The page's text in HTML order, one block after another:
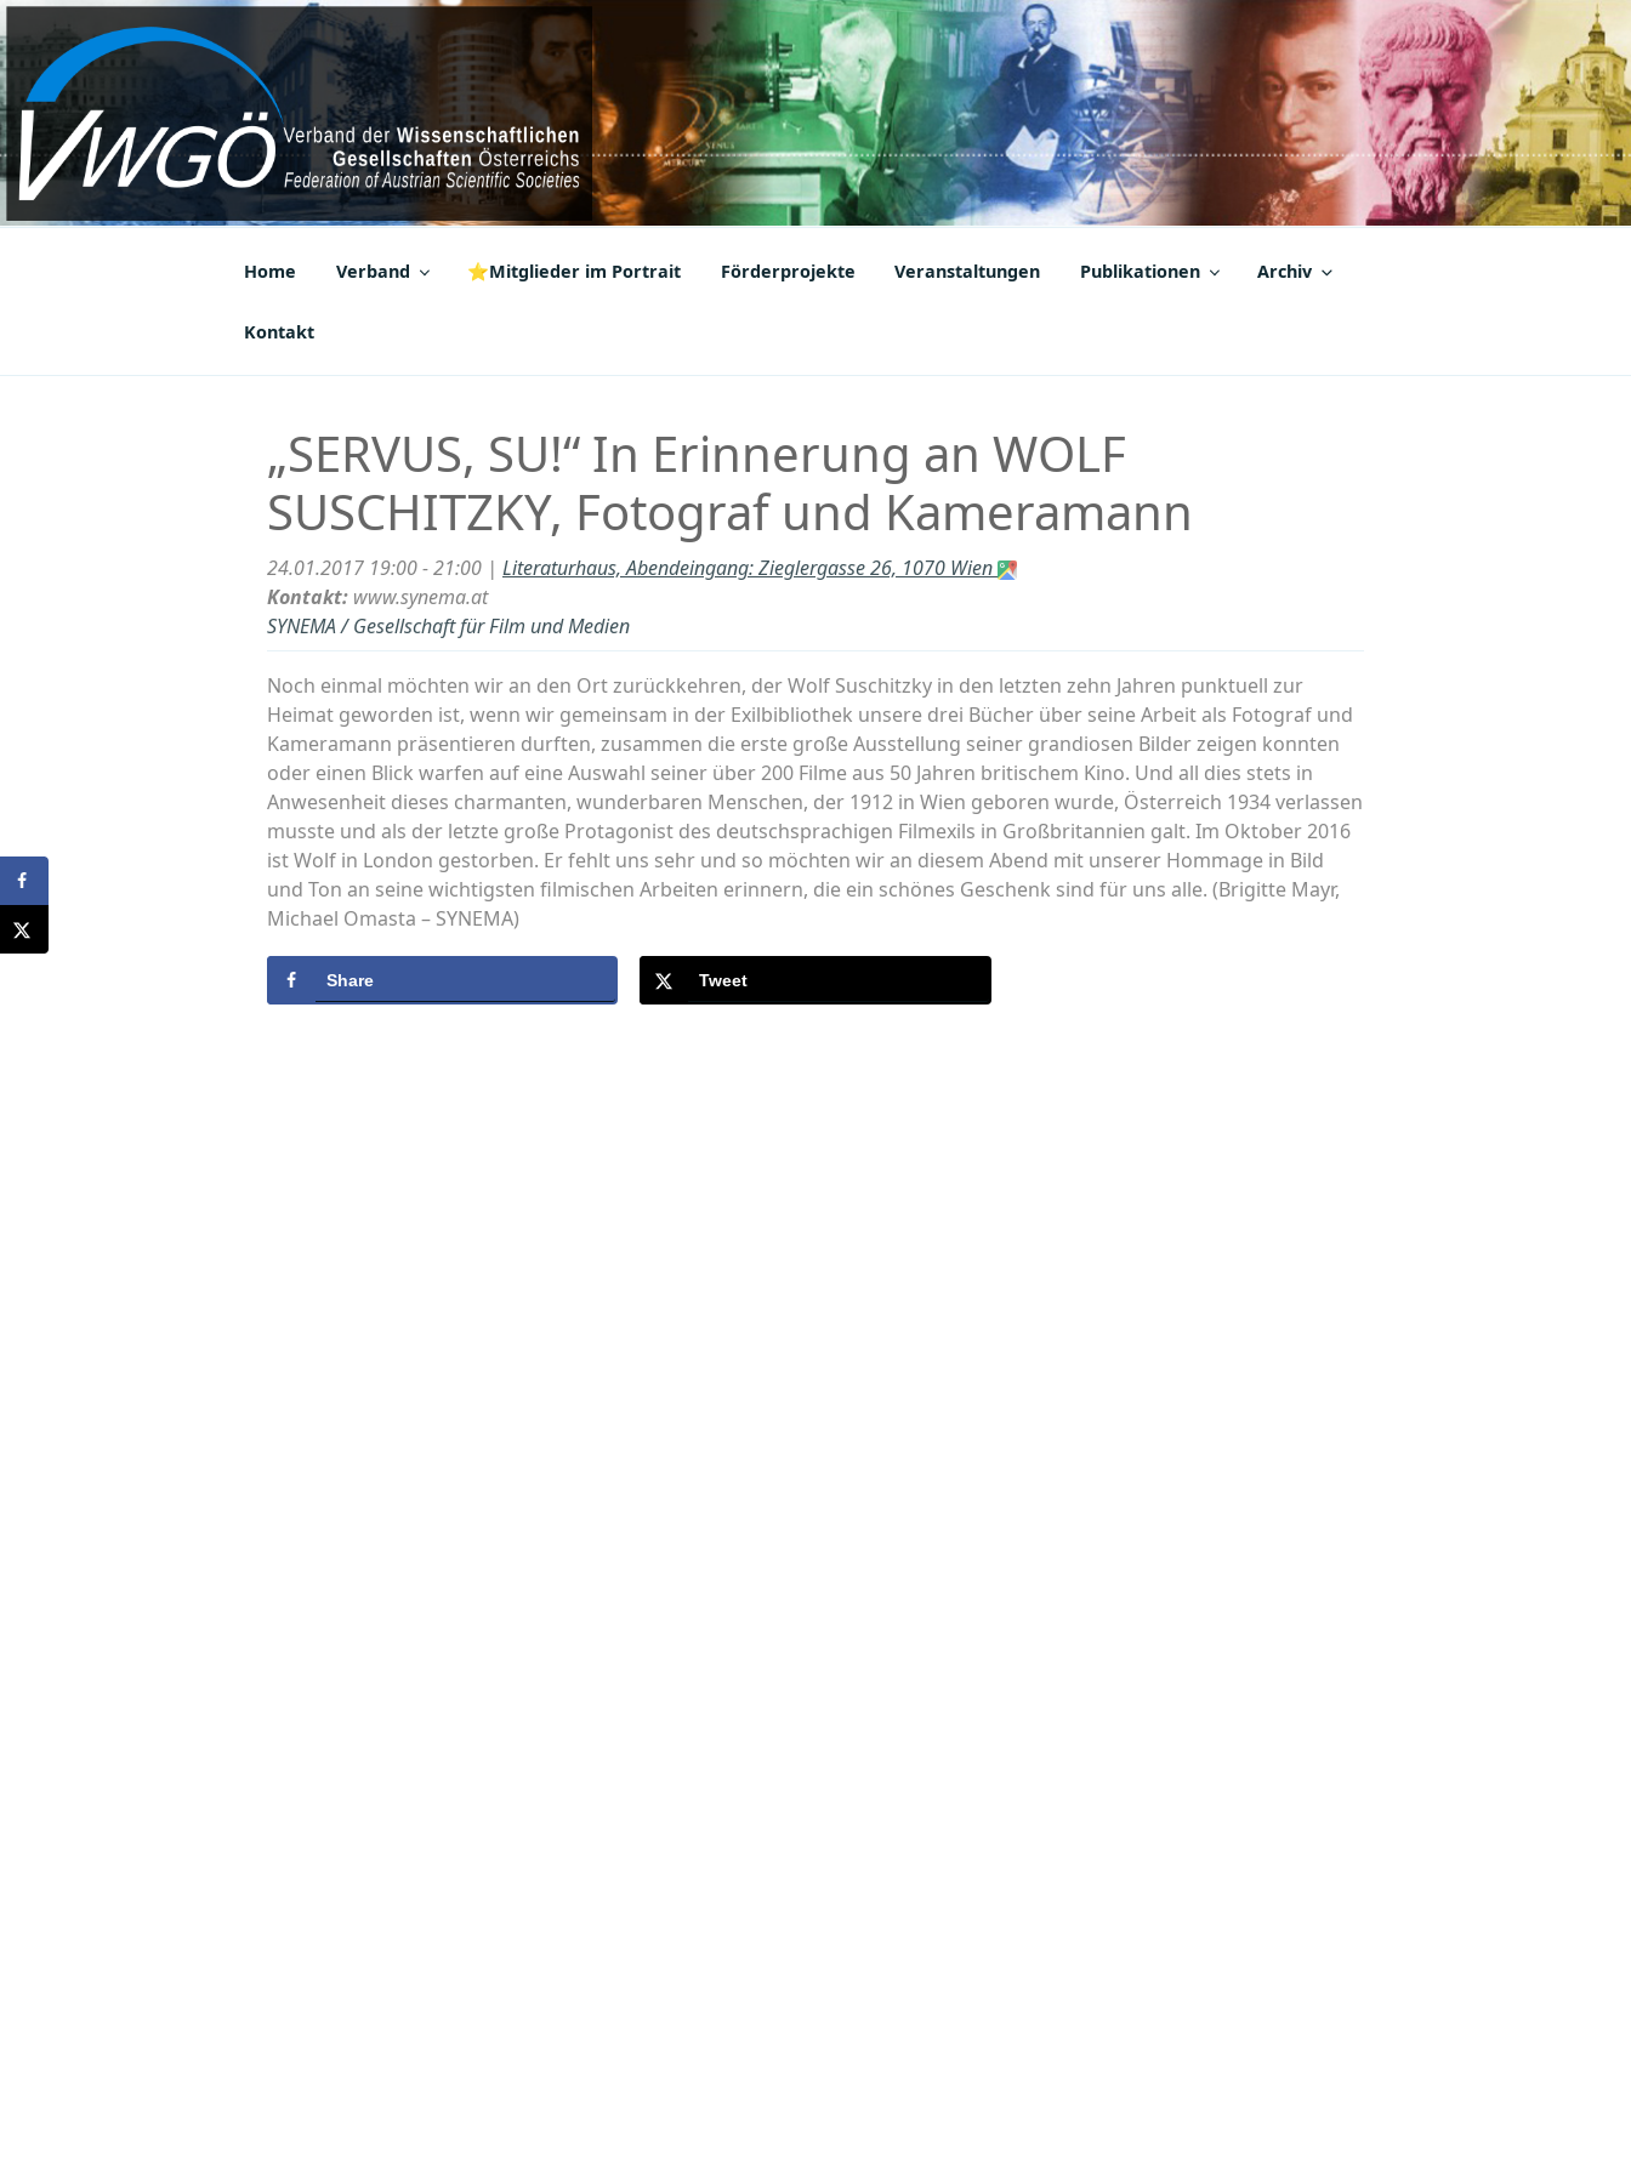
Zum
Inhalt
springen
VWGÖ
Federation of Austrian Scientific Societies
Home Verband ⭐Mitglieder im Portrait Förderprojekte Veranstaltungen Publikationen Archiv
Kontakt
„SERVUS, SU!“ In Erinnerung an WOLF
SUSCHITZKY, Fotograf und Kameramann
24.01.2017 19:00 - 21:00 | Literaturhaus, Abendeingang: Zieglergasse 26, 1070 Wien
Kontakt: www.synema.at
SYNEMA / Gesellschaft für Film und Medien
Noch einmal möchten wir an den Ort zurückkehren, der Wolf Suschitzky in den letzten zehn Jahren punktuell zur
Heimat geworden ist, wenn wir gemeinsam in der Exilbibliothek unsere drei Bücher über seine Arbeit als Fotograf und
Kameramann präsentieren durften, zusammen die erste große Ausstellung seiner grandiosen Bilder zeigen konnten
oder einen Blick warfen auf eine Auswahl seiner über 200 Filme aus 50 Jahren britischem Kino. Und all dies stets in
Anwesenheit dieses charmanten, wunderbaren Menschen, der 1912 in Wien geboren wurde, Österreich 1934 verlassen
musste und als der letzte große Protagonist des deutschsprachigen Filmexils in Großbritannien galt. Im Oktober 2016
ist Wolf in London gestorben. Er fehlt uns sehr und so möchten wir an diesem Abend mit unserer Hommage in Bild
und Ton an seine wichtigsten filmischen Arbeiten erinnern, die ein schönes Geschenk sind für uns alle. (Brigitte Mayr,
Michael Omasta – SYNEMA)
Share Tweet